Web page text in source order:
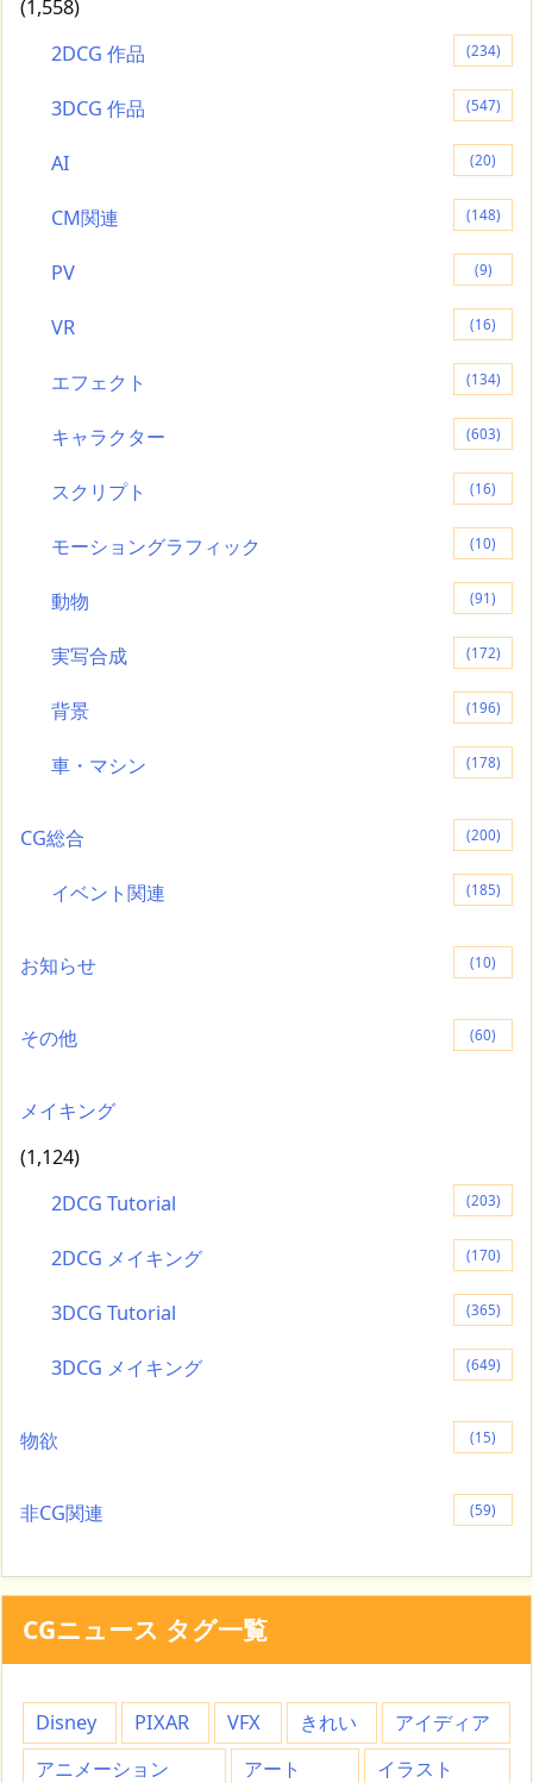
(1,558)
2DCG 作品
(234)
3DCG 作品 (547)
AI (20)
CM関連 (148)
PV (9)
VR (16)
エフェクト (134)
キャラクター (603)
スクリプト (16)
モーショングラフィック (10)
動物 (91)
実写合成 (172)
背景 (196)
車・マシン (178)
CG総合 (200)
イベント関連 (185)
お知らせ (10)
その他 (60)
メイキング
(1,124)
2DCG Tutorial
(203)
2DCG メイキング (170)
3DCG Tutorial (365)
3DCG メイキング (649)
物欲 (15)
非CG関連 (59)
CGニュース タグ一覧
Disney PIXAR VFX きれい
アイディア
アニメーション
アート
イラスト